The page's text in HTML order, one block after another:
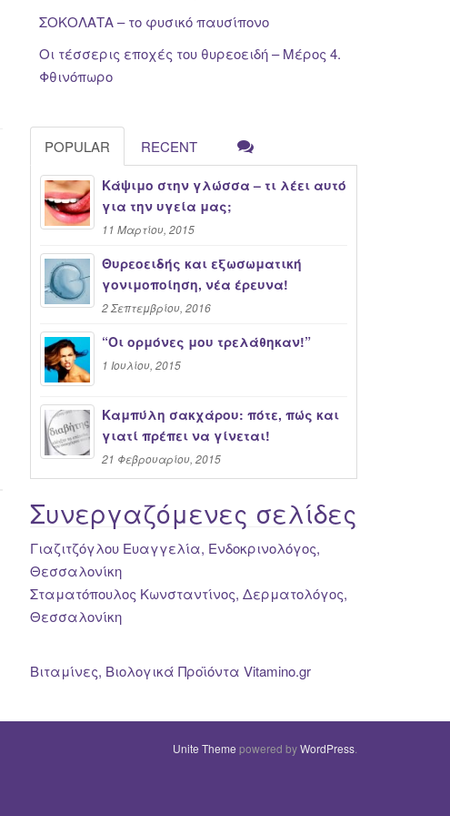
ΣΟΚΟΛΑΤΑ – το φυσικό παυσίπονο
Οι τέσσερις εποχές του θυρεοειδή – Μέρος 4.
Φθινόπωρο
POPULAR RECENT
Κάψιμο στην γλώσσα – τι λέει αυτό
για την υγεία μας;
11 Μαρτίου, 2015
Θυρεοειδής και εξωσωματική
γονιμοποίηση, νέα έρευνα!
2 Σεπτεμβρίου, 2016
“Oι ορμόνες μου τρελάθηκαν!”
1 Ιουλίου, 2015
Καμπύλη σακχάρου: πότε, πώς και
γιατί πρέπει να γίνεται!
21 Φεβρουαρίου, 2015
Συνεργαζόμενες σελίδες
Γιαζιτζόγλου Ευαγγελία, Ενδοκρινολόγος,
Θεσσαλονίκη
Σταματόπουλος Κωνσταντίνος, Δερματολόγος,
Θεσσαλονίκη
Βιταμίνες, Βιολογικά Προϊόντα Vitamino.gr
Unite Theme powered byWordPress